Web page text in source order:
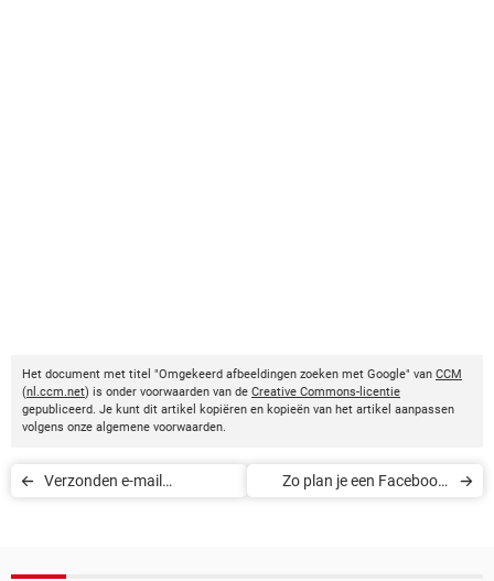
Het document met titel "Omgekeerd afbeeldingen zoeken met Google" van CCM
(nl.ccm.net) is onder voorwaarden van de Creative Commons-licentie
gepubliceerd. Je kunt dit artikel kopiëren en kopieën van het artikel aanpassen
volgens onze algemene voorwaarden.
Verzonden e-mail
Zo plan je een Facebook-